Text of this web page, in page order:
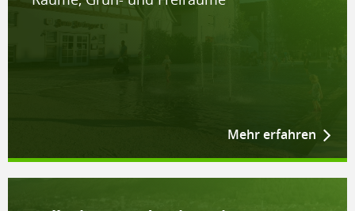
Mehr erfahren